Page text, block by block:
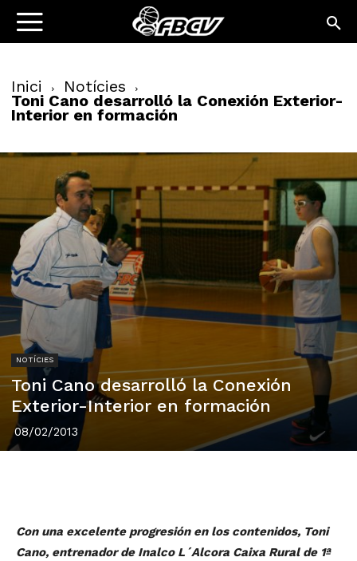
Inici Notícies
Toni Cano desarrolló la Conexión Exterior-
Interior en formación
NOTÍCIES
Toni Cano desarrolló la Conexión
Exterior-Interior en formación
08/02/2013
Con una excelente progresión en los contenidos, Toni
Cano, entrenador de Inalco L´Alcora Caixa Rural de 1ª